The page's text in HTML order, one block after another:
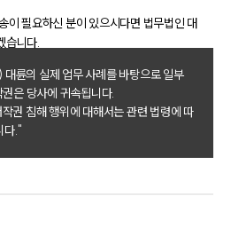
성원 소개
전문변호사
식/자료
이 필요하신 분이 있으시다면 법무법인 대
습니다.
륜의 실제 업무 사례를 바탕으로 일부
은 당사에 귀속됩니다.
권 침해 행위에 대해서는 관련 법령에 따
다."